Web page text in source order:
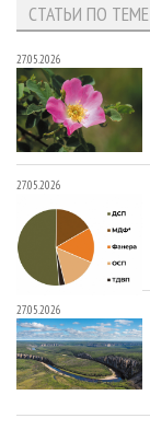
СТАТЬИ ПО ТЕМЕ
27.05.2026
27.05.2026
27.05.2026